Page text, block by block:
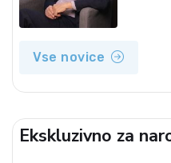
Vse novice
Ekskluzivno za